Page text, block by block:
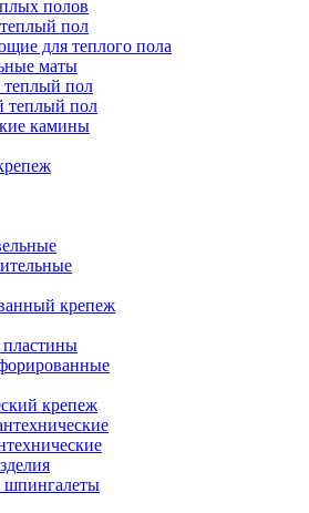
полов
пол
для теплого пола
маты
пол
теплый пол
камины
крепеж
крепеж